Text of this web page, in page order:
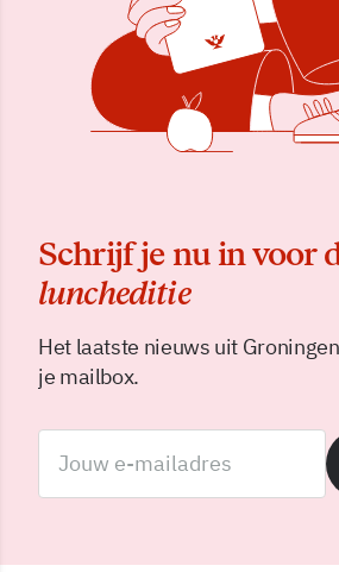
Schrijf je nu in voor
luncheditie
Het laatste nieuws uit
je mailbox.